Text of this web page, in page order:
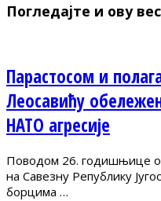
Погледајте и ову
Парастосом и
Леосавићу
НАТО агресије
Поводом 26. годишњице
на Савезну Републику
борцима …